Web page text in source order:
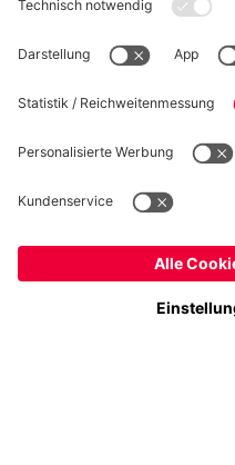
Preise inkl.
© FC
FC Bayern München AG,
Ja,Schweiz,
Weltweit,